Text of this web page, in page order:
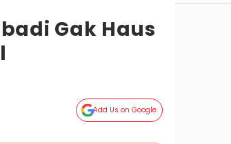
Gak Haus
Add Us on Google